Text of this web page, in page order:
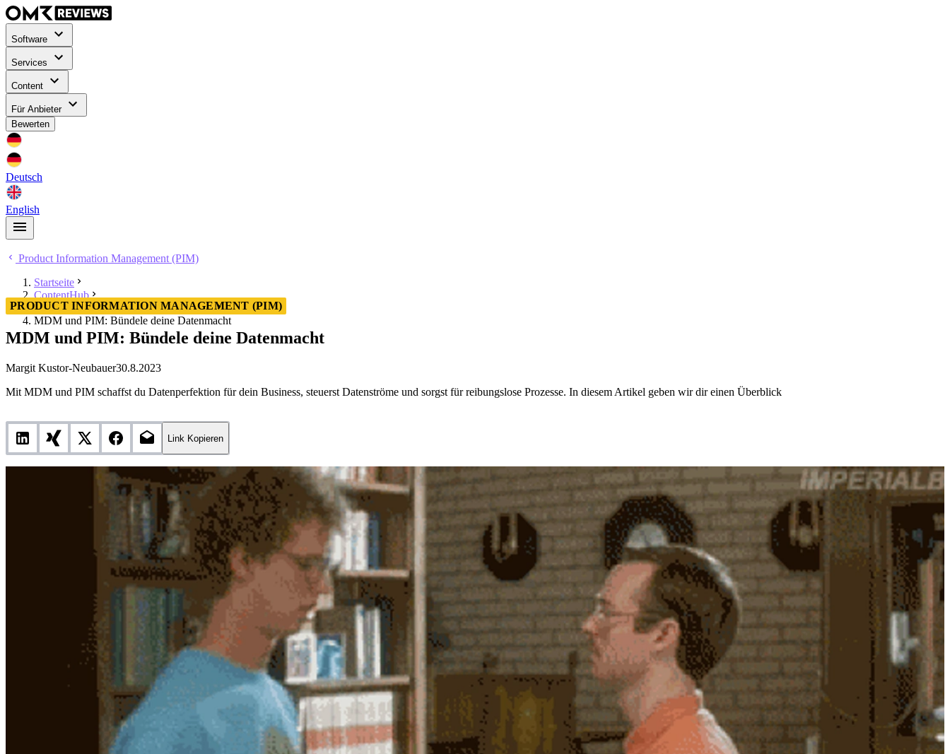
Software
Services
Content
Für Anbieter
Bewerten
Deutsch
English
Product Information Management (PIM)
Startseite
ContentHub
Product Information Management (PIM)
MDM und PIM: Bündele deine Datenmacht
PRODUCT INFORMATION MANAGEMENT (PIM)
MDM und PIM: Bündele deine Datenmacht
Margit Kustor-Neubauer30.8.2023
Mit MDM und PIM schaffst du Datenperfektion für dein Business, steuerst Datenströme und sorgst für reibungslose Prozesse. In diesem Artikel geben wir dir einen Überblick
Link Kopieren